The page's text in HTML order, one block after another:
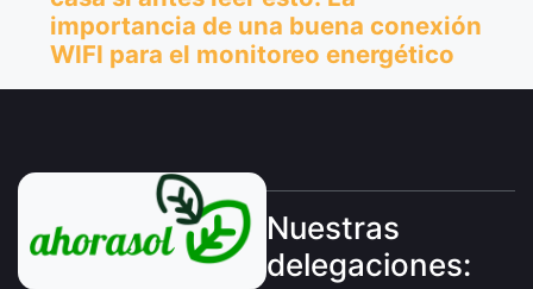
Nuestras
delegaciones: